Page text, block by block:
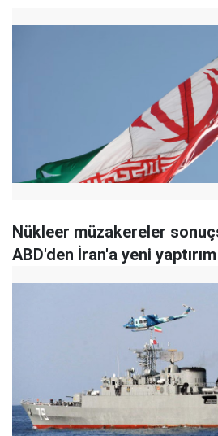
Nükleer müzakereler
ABD'den İran'a yeni yaptırım